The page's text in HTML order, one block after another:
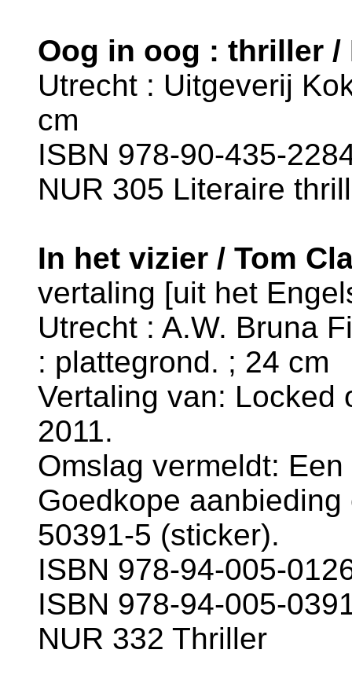
Oog in oog : thriller
Utrecht : Uitgeverij
cm
ISBN 978-90-435-
NUR 305 Literaire
In het vizier / Tom
vertaling [uit het
Utrecht : A.W. Bruna
: plattegrond. ; 24 cm
Vertaling van: Locked
2011.
Omslag vermeldt:
Goedkope
50391-5 (sticker).
ISBN 978-94-005-
ISBN 978-94-005-
NUR 332 Thriller